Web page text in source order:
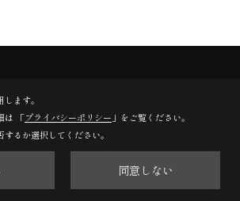
ます。
は 「プライバシーポリシー 」をご覧ください。
るか選択してください。
同意しない